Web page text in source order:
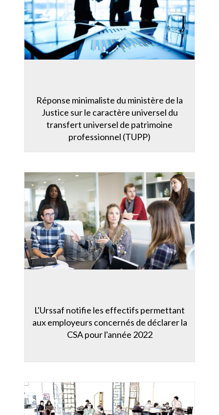
Réponse minimaliste du ministère de la
Justice sur le caractère universel du
transfert universel de patrimoine
professionnel (TUPP)
L'Urssaf notifie les effectifs permettant
aux employeurs concernés de déclarer la
CSA pour l'année 2022